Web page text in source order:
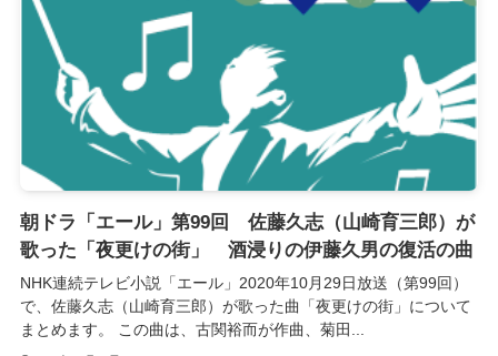
朝ドラ「エール」第99回 佐藤久志（山崎育三郎）が
歌った「夜更けの街」 酒浸りの伊藤久男の復活の曲
NHK連続テレビ小説「エール」2020年10月29日放送（第99回）
で、佐藤久志（山崎育三郎）が歌った曲「夜更けの街」について
まとめます。 この曲は、古関裕而が作曲、菊田...